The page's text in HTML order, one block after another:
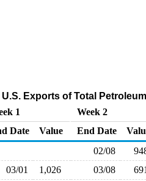
U.S. Exports of Total
1
Week 2
Date
Value End Date
02/08
03/01 1,026 03/08